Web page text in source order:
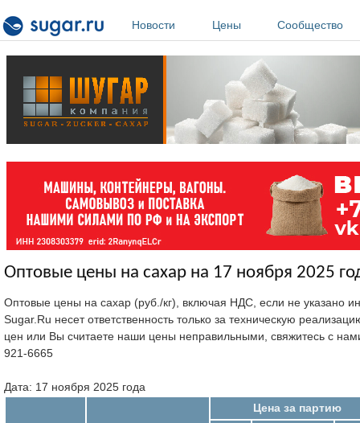
Новости
Цены Сообщество
Оптовые цены на сахар на 17 ноября 2025
Оптовые цены на сахар (руб./кг), включая НДС, если не указано
Sugar.Ru несет ответственность только за техническую
цен или Вы считаете наши цены неправильными, свяжитесь с
921-6665
Дата: 17 ноября 2025 года
Цена за партию